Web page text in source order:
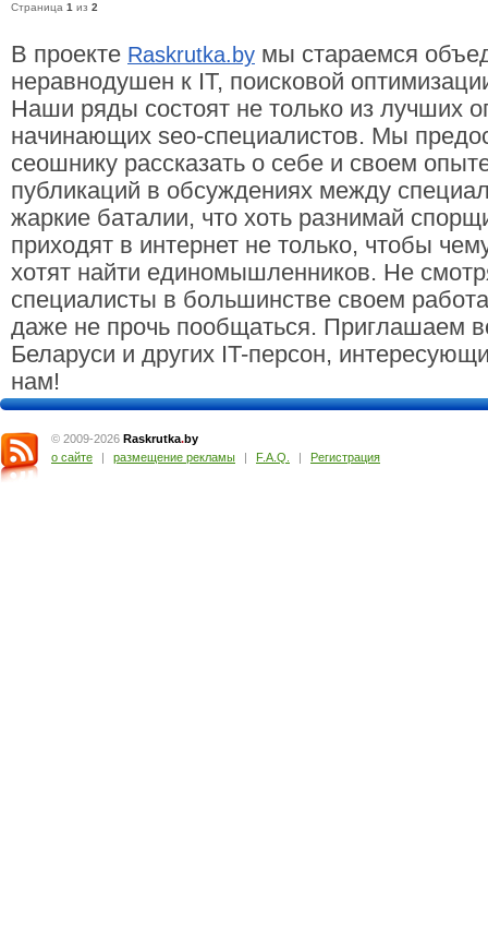
Страница 1 из 2
В проекте Raskrutka.by мы стараемся
неравнодушен к IT, поисковой
Наши ряды состоят не только из лучших
начинающих seo-специалистов. Мы
сеошнику рассказать о себе и своем
публикаций в обсуждениях между
жаркие баталии, что хоть разнимай
приходят в интернет не только, чтобы
хотят найти единомышленников. Не
специалисты в большинстве своем
даже не прочь пообщаться. Приглашаем
Беларуси и других IT-персон,
нам!
© 2009-2026 Raskrutka.by
о сайте
| размещение рекламы | F.A.Q. | Регистрация